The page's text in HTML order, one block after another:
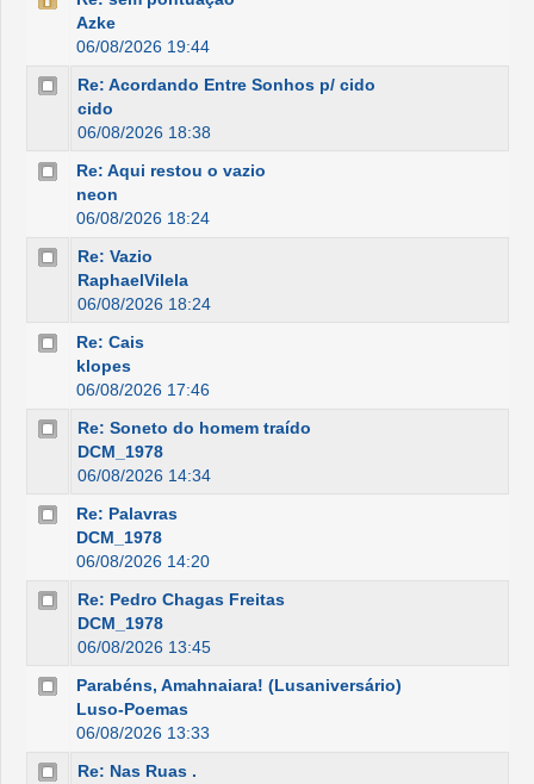
Azke
06/08/2026 19:44
Re: Acordando Entre Sonhos p/ cido
cido
06/08/2026 18:38
Re: Aqui restou o vazio
neon
06/08/2026 18:24
Re: Vazio
RaphaelVilela
06/08/2026 18:24
Re: Cais
klopes
06/08/2026 17:46
Re: Soneto do homem traído
DCM_1978
06/08/2026 14:34
Re: Palavras
DCM_1978
06/08/2026 14:20
Re: Pedro Chagas Freitas
DCM_1978
06/08/2026 13:45
Parabéns, Amahnaiara! (Lusaniversário)
Luso-Poemas
06/08/2026 13:33
Re: Nas Ruas .